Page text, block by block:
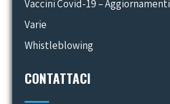
Vaccini Covid-19 – Aggiornamenti
Varie
Whistleblowing
CONTATTACI